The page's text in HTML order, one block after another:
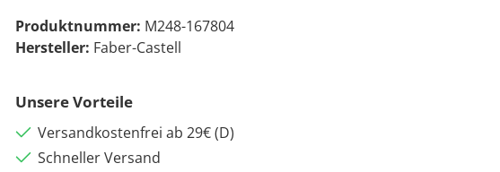
Produktnummer: M248-167804
Hersteller: Faber-Castell
Unsere Vorteile
Versandkostenfrei ab 29€ (D)
Schneller Versand